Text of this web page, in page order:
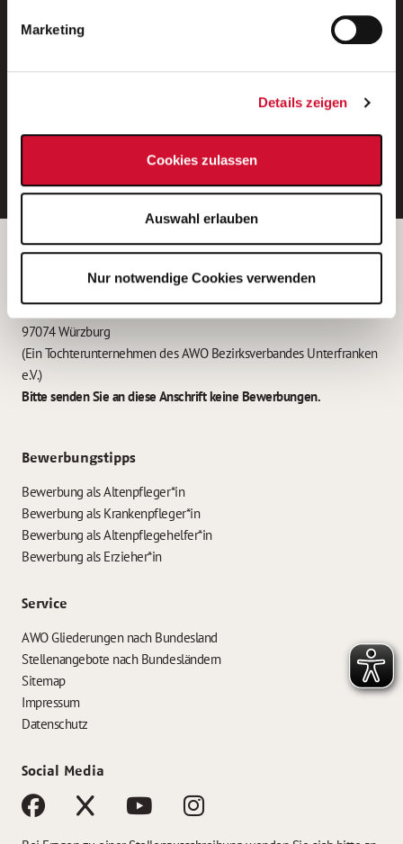
Marketing
Details zeigen
Cookies zulassen
Auswahl erlauben
Nur notwendige Cookies verwenden
E-Mail-Adresse eintragen
Betreiber der Webseite
Garitz Bewirtschaftungsbetriebe GmbH
Kantstraße 45a
97074 Würzburg
(Ein Tochterunternehmen des AWO Bezirksverbandes Unterfranken
e.V.)
Bitte senden Sie an diese Anschrift keine Bewerbungen.
Bewerbungstipps
Bewerbung als Altenpfleger*in
Bewerbung als Krankenpfleger*in
Bewerbung als Altenpflegehelfer*in
Bewerbung als Erzieher*in
Service
AWO Gliederungen nach Bundesland
Stellenangebote nach Bundesländern
Sitemap
Impressum
Datenschutz
Social Media